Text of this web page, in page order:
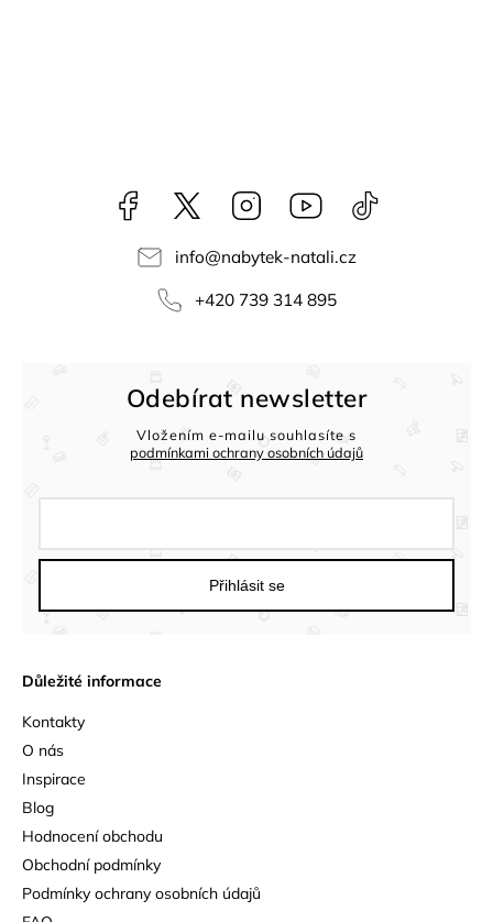
Facebook NataliNabytek
Instagram YouTube
info@nabytek-natali.cz
+420 739 314 895
Důležité informace
Kontakty
O nás
Inspirace
Blog
Hodnocení obchodu
Obchodní podmínky
Podmínky ochrany osobních údajů
Odebírat newsletter
Vložením e-mailu souhlasíte s
podmínkami ochrany osobních údajů
Přihlásit se